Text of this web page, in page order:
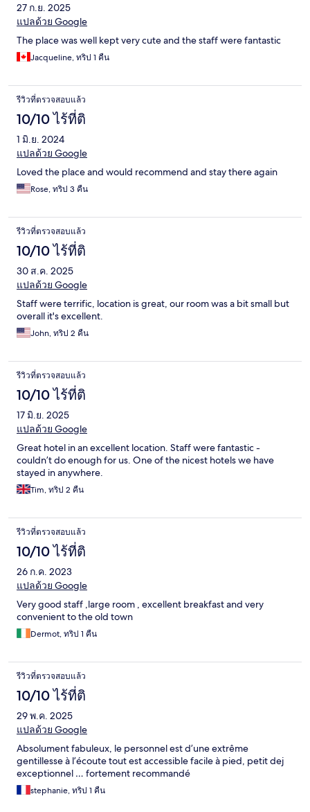
27 ก.ย. 2025
แปลด้วย Google
The place was well kept very cute and the staff were fantastic
Jacqueline, ทริป 1 คืน
รีวิวที่ตรวจสอบแล้ว
10/10 ไร้ที่ติ
1 มิ.ย. 2024
แปลด้วย Google
Loved the place and would recommend and stay there again
Rose, ทริป 3 คืน
รีวิวที่ตรวจสอบแล้ว
10/10 ไร้ที่ติ
30 ส.ค. 2025
แปลด้วย Google
Staff were terrific, location is great, our room was a bit small but
overall it's excellent.
John, ทริป 2 คืน
รีวิวที่ตรวจสอบแล้ว
10/10 ไร้ที่ติ
17 มิ.ย. 2025
แปลด้วย Google
Great hotel in an excellent location. Staff were fantastic -
couldn’t do enough for us. One of the nicest hotels we have
stayed in anywhere.
Tim, ทริป 2 คืน
รีวิวที่ตรวจสอบแล้ว
10/10 ไร้ที่ติ
26 ก.ค. 2023
แปลด้วย Google
Very good staff ,large room , excellent breakfast and very
convenient to the old town
Dermot, ทริป 1 คืน
รีวิวที่ตรวจสอบแล้ว
10/10 ไร้ที่ติ
29 พ.ค. 2025
แปลด้วย Google
Absolument fabuleux, le personnel est d’une extrême
gentillesse à l’écoute tout est accessible facile à pied, petit dej
exceptionnel … fortement recommandé
stephanie, ทริป 1 คืน